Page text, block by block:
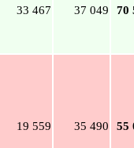
33 467 37 049 70
19 559 35 490 55